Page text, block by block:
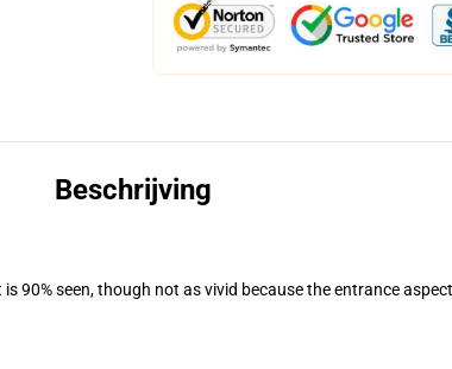
Beschrijving
90% seen, though not as vivid because the entrance